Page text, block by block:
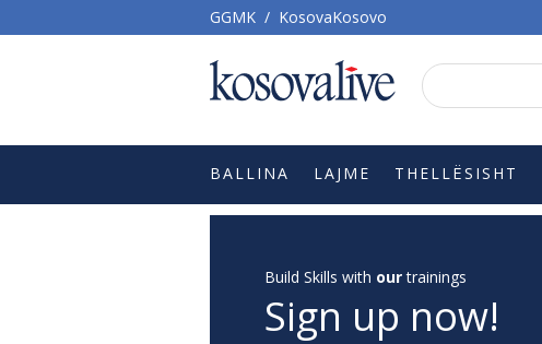
GGMK / KosovaKosovo
BALLINA LAJME THELLËSISHT
Build Skills with ourtrainings
Sign up now!